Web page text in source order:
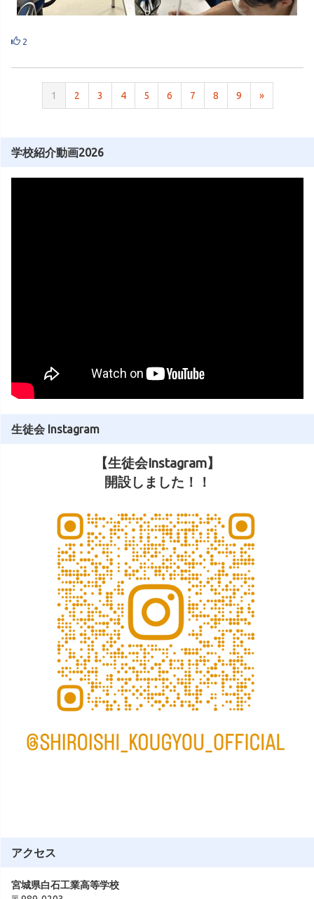
2
1 2 3 4 5 6 7 8 9 »
学校紹介動画2026
生徒会 Instagram
【生徒会Instagram】
開設しました！！
アクセス
宮城県白石工業高等学校